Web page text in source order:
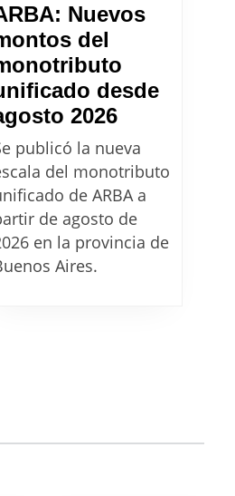
Nuevos
del
desde
2026ARBA:
Nuevos
montos
del
monotributo
unificado
publicó la nueva
del monotributo
de ARBA a
de agosto de
en la provincia de
Aires.